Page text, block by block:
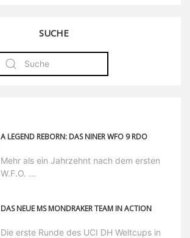
SUCHE
A LEGEND REBORN: DAS NINER WFO 9 RDO
Mehr als ein Jahrzehnt nach dem ersten
W.F.O. ...
DAS NEUE MS MONDRAKER TEAM IN ACTION
Die erste Runde des UCI DH Weltcups in